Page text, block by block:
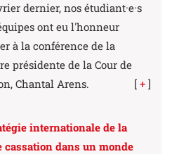
dernier, nos étudiant·e·s
ont eu l'honneur
à la conférence de la
présidente de la Cour de
Chantal Arens.
[ + ]
internationale de la
cassation dans un monde